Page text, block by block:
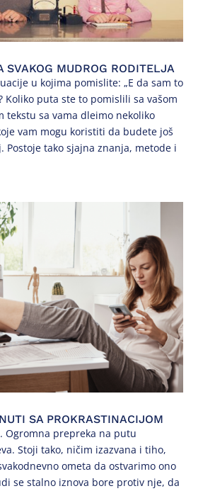
SVAKOG MUDROG RODITELJA
u kojima pomislite: „E da sam to
Koliko puta ste to pomislili sa vašom
tekstu sa vama dleimo nekoliko
vam mogu koristiti da budete još
tako sjajna znanja, metode i
SA PROKRASTINACIJOM
Ogromna prepreka na putu
Stoji tako, ničim izazvana i tiho,
ometa da ostvarimo ono
se stalno iznova bore protiv nje, da